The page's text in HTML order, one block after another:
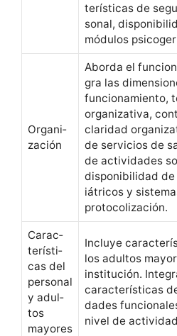
terís­ti­cas de
son­al,
módu­los
Orga­ni­
zación
Abor­da el
gra las
fun­cionamien­to,
orga­ni­za­ti­va,
clar­i­dad
de ser­vi­cios de
de activi­dades
disponi­bil­i­dad
iátri­cos y
protocolización.
Car­ac­
terís­ti­
cas del
per­son­al
y adul­
tos
mayores
Incluye
los adul­tos
insti­tu­ción.
car­ac­terís­ti­cas
dades
niv­el de